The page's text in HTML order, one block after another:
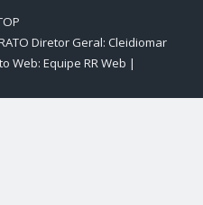
Diretor Geral: Cleidiomar
Web: Equipe RR Web |